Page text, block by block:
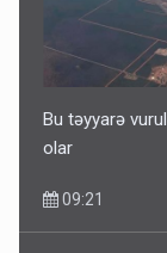
Bu təyyarə
olar
09:21